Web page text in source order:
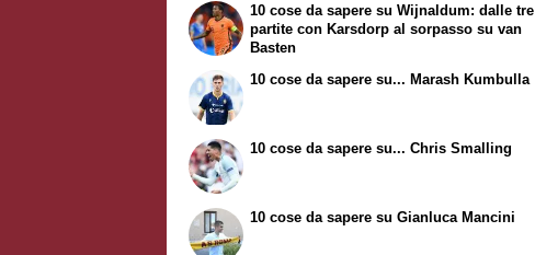
10 cose da sapere su Wijnaldum: dalle tre
partite con Karsdorp al sorpasso su van
Basten
10 cose da sapere su... Marash Kumbulla
10 cose da sapere su... Chris Smalling
10 cose da sapere su Gianluca Mancini